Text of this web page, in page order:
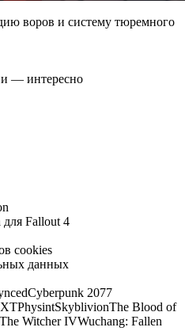
воров и систему тюремного
— интересно
для Fallout 4
cookies
данных
Cyberpunk 2077
PhysintSkyblivionThe Blood of
The Witcher IVWuchang: Fallen